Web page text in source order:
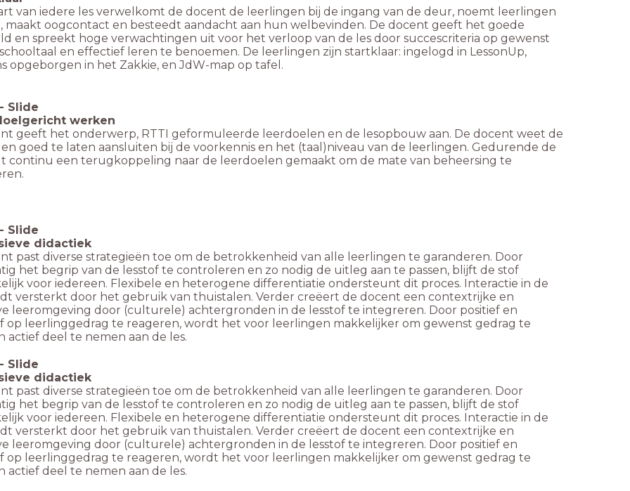
van iedere les verwelkomt de docent de leerlingen bij de ingang van de deur, noemt leerlingen
maakt oogcontact en besteedt aandacht aan hun welbevinden. De docent geeft het goede
en spreekt hoge verwachtingen uit voor het verloop van de les door succescriteria op gewenst
en effectief leren te benoemen. De leerlingen zijn startklaar: ingelogd in LessonUp,
opgeborgen in het Zakkie, en JdW-map op tafel.
- Slide
werken
geeft het onderwerp, RTTI geformuleerde leerdoelen en de lesopbouw aan. De docent weet de
goed te laten aansluiten bij de voorkennis en het (taal)niveau van de leerlingen. Gedurende de
continu een terugkoppeling naar de leerdoelen gemaakt om de mate van beheersing te
- Slide
didactiek
past diverse strategieën toe om de betrokkenheid van alle leerlingen te garanderen. Door
het begrip van de lesstof te controleren en zo nodig de uitleg aan te passen, blijft de stof
voor iedereen. Flexibele en heterogene differentiatie ondersteunt dit proces. Interactie in de
versterkt door het gebruik van thuistalen. Verder creëert de docent een contextrijke en
leeromgeving door (culturele) achtergronden in de lesstof te integreren. Door positief en
op leerlinggedrag te reageren, wordt het voor leerlingen makkelijker om gewenst gedrag te
actief deel te nemen aan de les.
- Slide
didactiek
past diverse strategieën toe om de betrokkenheid van alle leerlingen te garanderen. Door
het begrip van de lesstof te controleren en zo nodig de uitleg aan te passen, blijft de stof
voor iedereen. Flexibele en heterogene differentiatie ondersteunt dit proces. Interactie in de
versterkt door het gebruik van thuistalen. Verder creëert de docent een contextrijke en
leeromgeving door (culturele) achtergronden in de lesstof te integreren. Door positief en
op leerlinggedrag te reageren, wordt het voor leerlingen makkelijker om gewenst gedrag te
actief deel te nemen aan de les.